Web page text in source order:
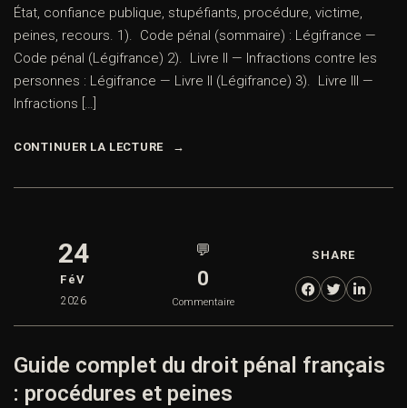
État, confiance publique, stupéfiants, procédure, victime,
peines, recours. 1). Code pénal (sommaire) : Légifrance —
Code pénal (Légifrance) 2). Livre II — Infractions contre les
personnes : Légifrance — Livre II (Légifrance) 3). Livre III —
Infractions […]
CONTINUER LA LECTURE
24
FéV
2026
💬
0
Commentaire
SHARE
Guide complet du droit pénal français
: procédures et peines